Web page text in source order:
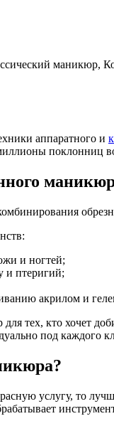
маникюр,
аппаратного и
поклонниц
и ногтей;
и птеригий;
акрилом и
кто хочет
под каждого
услугу, то